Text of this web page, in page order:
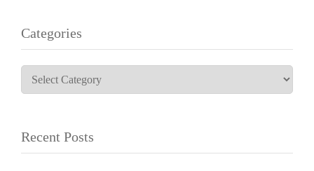
Categories
Recent Posts